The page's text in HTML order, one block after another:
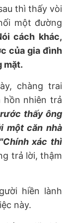
thì thấy vòi
một đường
cách khác,
của gia đình
mặt.
chàng trai
nhiên trả
thấy ông
một căn nhà
"Chính xác thì
trả lời, thậm
hiền lành
này.